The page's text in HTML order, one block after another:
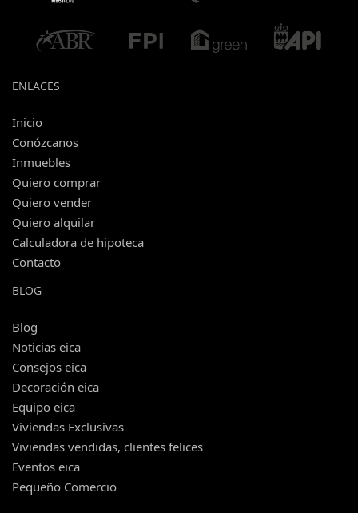
ENLACES
Inicio
Conózcanos
Inmuebles
Quiero comprar
Quiero vender
Quiero alquilar
Calculadora de hipoteca
Contacto
BLOG
Blog
Noticias eica
Consejos eica
Decoración eica
Equipo eica
Viviendas Exclusivas
Viviendas vendidas, clientes felices
Eventos eica
Pequeño Comercio